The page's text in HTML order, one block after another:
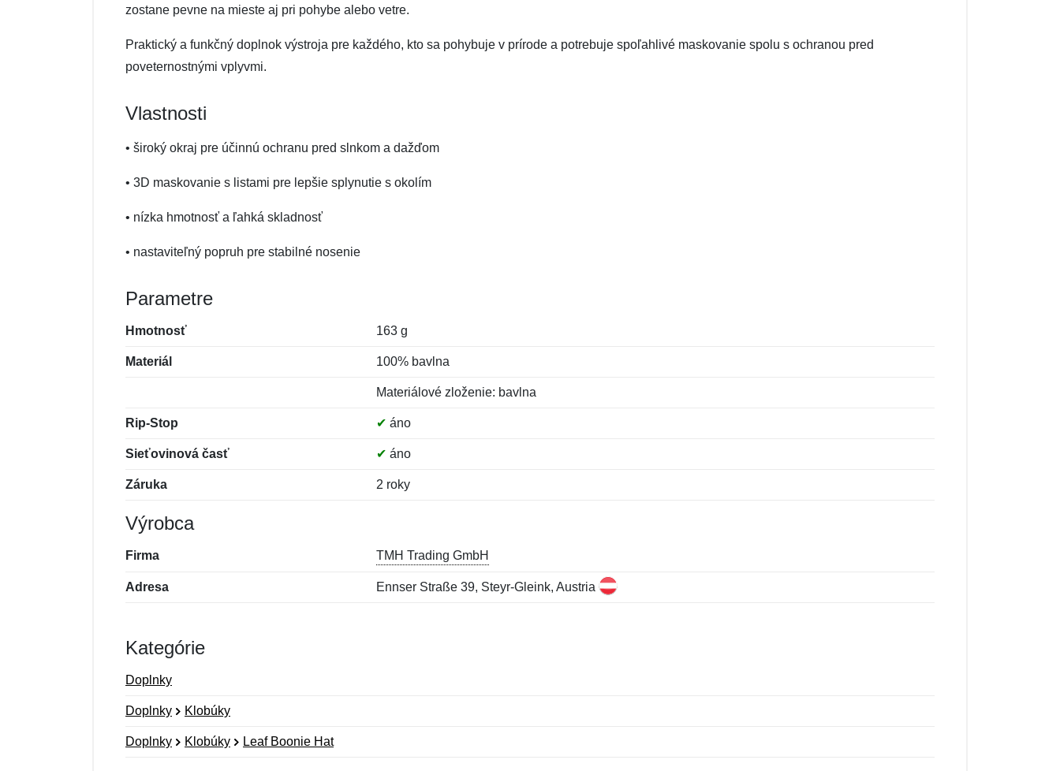
zostane pevne na mieste aj pri pohybe alebo vetre.
Praktický a funkčný doplnok výstroja pre každého, kto sa pohybuje v prírode a potrebuje spoľahlivé maskovanie spolu s ochranou pred
poveternostnými vplyvmi.
Vlastnosti
• široký okraj pre účinnú ochranu pred slnkom a dažďom
• 3D maskovanie s listami pre lepšie splynutie s okolím
• nízka hmotnosť a ľahká skladnosť
• nastaviteľný popruh pre stabilné nosenie
Parametre
Hmotnosť 163 g
Materiál 100% bavlna
Materiálové zloženie: bavlna
Rip-Stop ✔ áno
Sieťovinová časť ✔ áno
Záruka 2 roky
Výrobca
Firma TMH Trading GmbH
Adresa Ennser Straße 39, Steyr-Gleink, Austria
Kategórie
Doplnky
Doplnky Klobúky
Doplnky Klobúky Leaf Boonie Hat